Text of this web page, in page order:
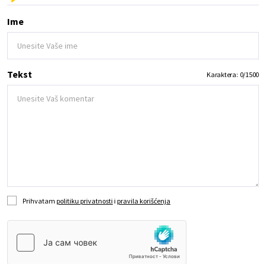
Ime
Tekst Karaktera: 0/1500
Prihvatam politiku privatnosti i pravila korišćenja